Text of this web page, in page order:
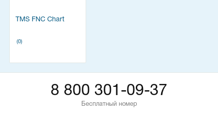
TMS FNC Chart
(0)
8 800 301-09-37
Бесплатный номер